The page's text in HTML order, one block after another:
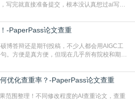
写完就直接准备提交，根本没认真想过ai写论
依赖海量公开的文本数据，生成内容本质是基
开始的原创创作。生成过程中，很容易复用已
已经公开
-PaperPass论文查重
博答辩还是期刊投稿，不少人都会用AIGC工
。方便是真方便，但现在几乎所有院校和期刊
，这时候，找到靠谱的降AIGC检测率的网
：守护学术原创性的智能伙伴AIGC生成内
师弟改
优化查重率？-PaperPass论文查重
范围整理！不同修改程度的AI查重论文，查重